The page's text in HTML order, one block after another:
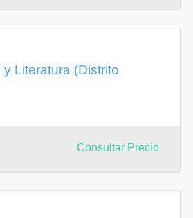
Literatura (Distrito
Consultar Precio